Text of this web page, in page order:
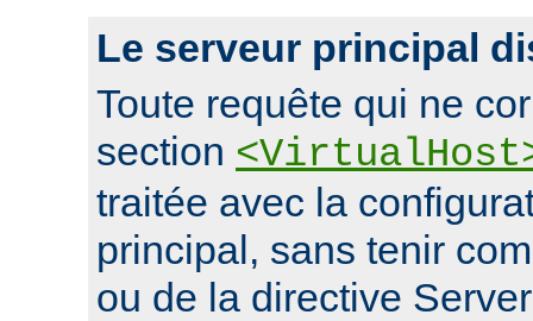
Le serveur principal
Toute requête qui ne
section
traitée avec la
principal, sans tenir
ou de la directive